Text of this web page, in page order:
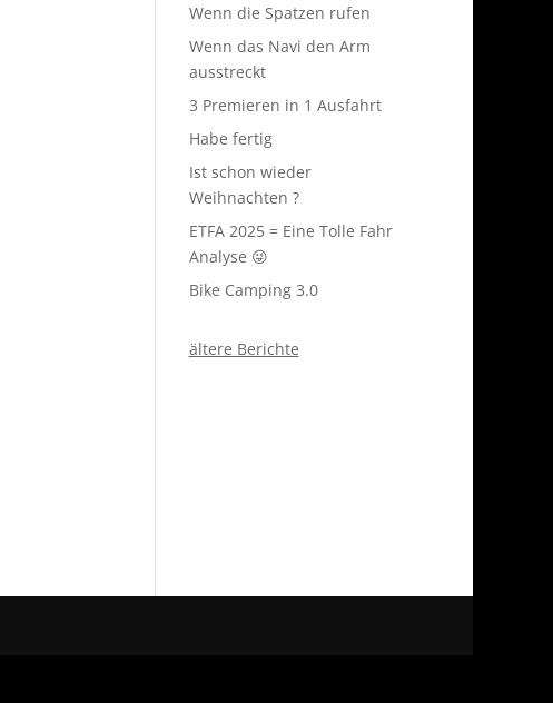
Wenn die Spatzen rufen
Wenn das Navi den Arm
ausstreckt
3 Premieren in 1 Ausfahrt
Habe fertig
Ist schon wieder
Weihnachten ?
ETFA 2025 = Eine Tolle Fahr
Analyse 😜
Bike Camping 3.0
ältere Berichte